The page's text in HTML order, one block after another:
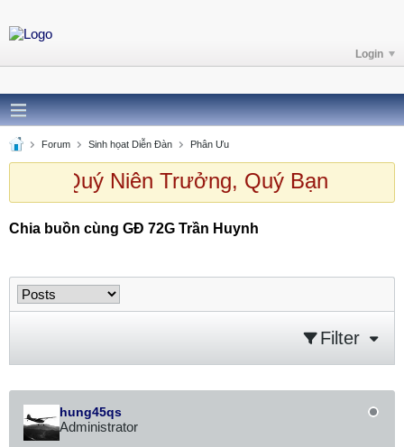
Login
Forum Sinh họat Diễn Đàn Phân Ưu
chào Quý Niên Trưởng, Quý Bạn ghé
Chia buồn cùng GĐ 72G Trần Huynh
Filter
hung45qs
Administrator